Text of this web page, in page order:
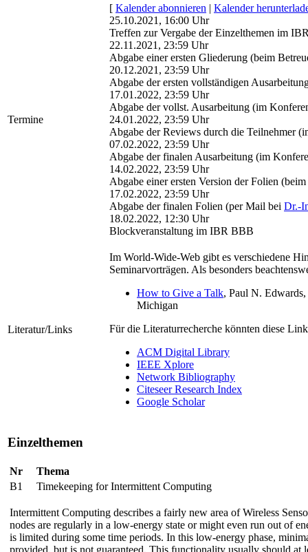
Termine
[ Kalender abonnieren | Kalender
25.10.2021, 16:00 Uhr
Treffen zur Vergabe der Einzelthemen im
22.11.2021, 23:59 Uhr
Abgabe einer ersten Gliederung (beim
20.12.2021, 23:59 Uhr
Abgabe der ersten vollständigen
17.01.2022, 23:59 Uhr
Abgabe der vollst. Ausarbeitung (im
24.01.2022, 23:59 Uhr
Abgabe der Reviews durch die Teilnehmer
07.02.2022, 23:59 Uhr
Abgabe der finalen Ausarbeitung (im
14.02.2022, 23:59 Uhr
Abgabe einer ersten Version der Folien
17.02.2022, 23:59 Uhr
Abgabe der finalen Folien (per Mail bei Dr.-
18.02.2022, 12:30 Uhr
Blockveranstaltung im IBR BBB
Literatur/Links
Im World-Wide-Web gibt es verschiedene
Seminarvorträgen. Als besonders
How to Give a Talk, Paul N.
Michigan
Für die Literaturrecherche könnten diese
ACM Digital Library
IEEE Xplore
Network Bibliography
Citeseer Research Index
Google Scholar
Einzelthemen
Nr
Thema
B1
Timekeeping for Intermittent Computing
Intermittent Computing describes a fairly new area of Wireless
nodes are regularly in a low-energy state or might even run out of
is limited during some time periods. In this low-energy phase,
provided, but is not guaranteed. This functionality usually should at